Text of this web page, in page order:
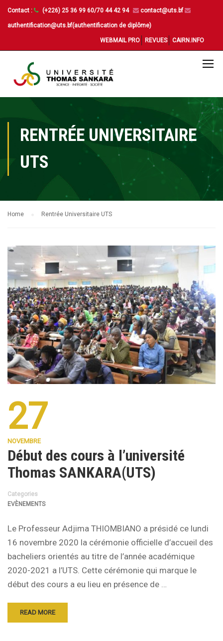
Contact : (+226) 25 36 99 60/70 44 42 94 contact@uts.bf
authentification@uts.bf(authentification de diplôme)
WEBMAIL PRO REVUES CAIRN.INFO
RENTRÉE UNIVERSITAIRE
UTS
Home Rentrée Universitaire UTS
27
NOVEMBRE
Début des cours à l’université
Thomas SANKARA(UTS)
Categories
EVÈNEMENTS
Le Professeur Adjima THIOMBIANO a présidé ce lundi
16 novembre 2020 la cérémonie officielle d’accueil des
bacheliers orientés au titre de l’année académique
2020-2021 a l’UTS. Cette cérémonie qui marque le
début des cours a eu lieu en présence de …
READ MORE